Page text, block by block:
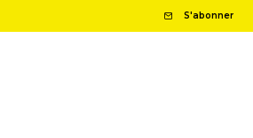
S'abonner